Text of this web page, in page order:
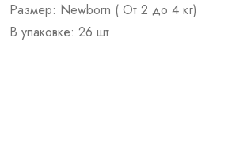
Размер: Newborn ( От 2 до 4 кг)
В упаковке: 26 шт